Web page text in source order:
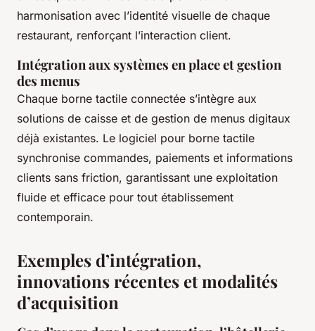
harmonisation avec l’identité visuelle de chaque
restaurant, renforçant l’interaction client.
Intégration aux systèmes en place et gestion
des menus
Chaque borne tactile connectée s’intègre aux
solutions de caisse et de gestion de menus digitaux
déjà existantes. Le logiciel pour borne tactile
synchronise commandes, paiements et informations
clients sans friction, garantissant une exploitation
fluide et efficace pour tout établissement
contemporain.
Exemples d’intégration,
innovations récentes et modalités
d’acquisition